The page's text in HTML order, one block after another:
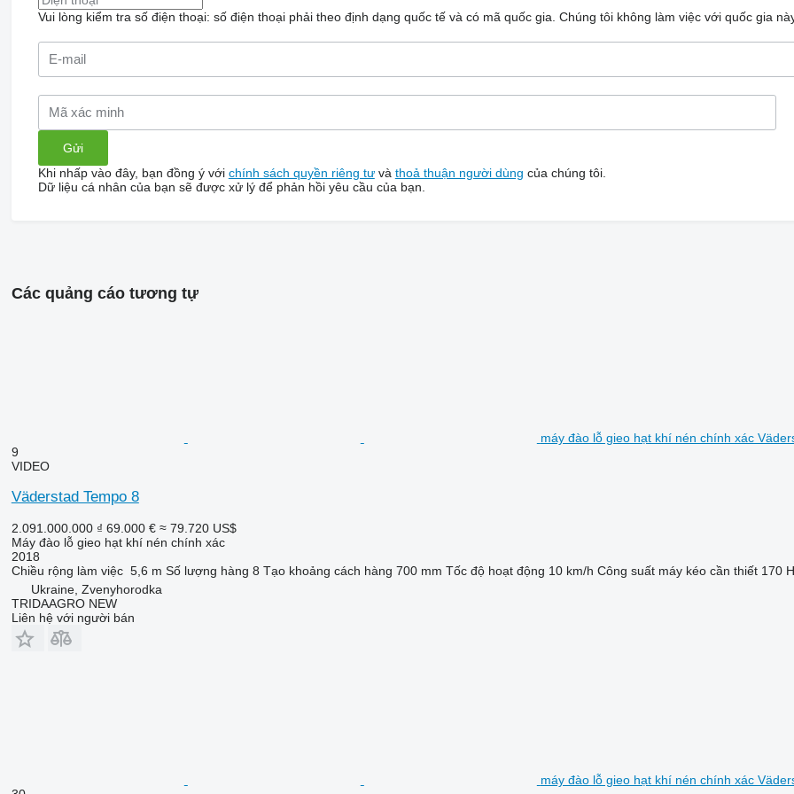
Vui lòng kiểm tra số điện thoại: số điện thoại phải theo định dạng quốc tế và có mã quốc gia. Chúng tôi không làm việc với quốc gia
Khi nhấp vào đây, bạn đồng ý với chính sách quyền riêng tưvà thoả thuận người dùng của chúng tôi.
Dữ liệu cá nhân của bạn sẽ được xử lý để phản hồi yêu cầu của bạn.
Các quảng cáo tương tự
máy đào lỗ gieo hạt khí nén chính xác
9
VIDEO
Väderstad Tempo 8
2.091.000.000 ₫ 69.000 € ≈ 79.720 US$
Máy đào lỗ gieo hạt khí nén chính xác
2018
Chiều rộng làm việc 5,6 m Số lượng hàng 8 Tạo khoảng cách hàng 700 mm Tốc độ hoạt động 10 km/h Công suất máy kéo cần thiết 170
Ukraine, Zvenyhorodka
TRIDAAGRO NEW
Liên hệ với người bán
máy đào lỗ gieo hạt khí nén chính xác